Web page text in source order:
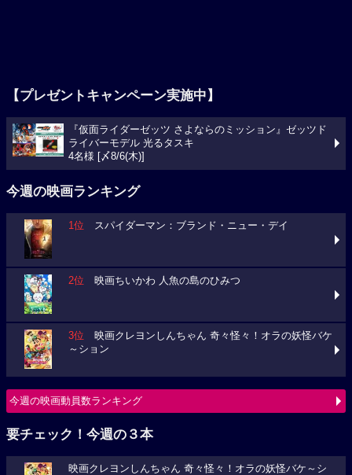
【プレゼントキャンペーン実施中】
『仮面ライダーゼッツ さよならのミッション』ゼッツド
ライバーモデル 光るタスキ
4名様 [〆8/6(木)]
今週の映画ランキング
1位 スパイダーマン：ブランド・ニュー・デイ
2位 映画ちいかわ 人魚の島のひみつ
3位 映画クレヨンしんちゃん 奇々怪々！オラの妖怪バケ
～ション
今週の映画動員数ランキング
要チェック！今週の３本
映画クレヨンしんちゃん 奇々怪々！オラの妖怪バケ～シ